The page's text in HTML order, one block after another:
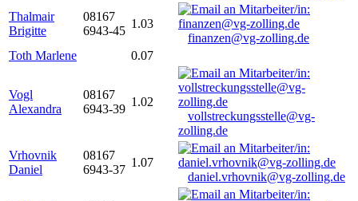
Thalmair
Brigitte
08167
6943-45
1.03
finanzen@vg-zolling.de
Toth Marlene
0.07
Vogl
Alexandra
08167
6943-39
1.02
vollstreckungsstelle@vg-
zolling.de
Vrhovnik
Daniel
08167
6943-37
1.07
daniel.vrhovnik@vg-zolling.de